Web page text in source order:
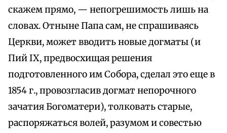
скажем прямо, — непогрешимость лишь на
словах. Отныне Папа сам, не спрашиваясь
Церкви, может вводить новые догматы (и
Пий IX, предвосхищая решения
подготовленного им Собора, сделал это еще в
1854 г., провозгласив догмат непорочного
зачатия Богоматери), толковать старые,
распоряжаться волей, разумом и совестью